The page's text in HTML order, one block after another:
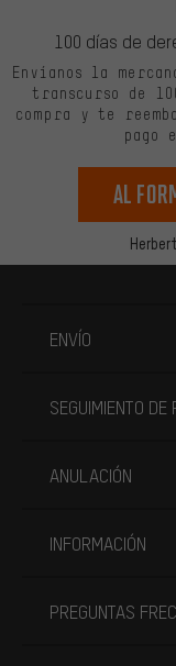
Herbert,
100 días de
Envíanos la
transcurso de
compra y te
pago
Al
ENVÍO
SEGUIMIENTO DE
ANULACIÓN
INFORMACIÓN
PREGUNTAS